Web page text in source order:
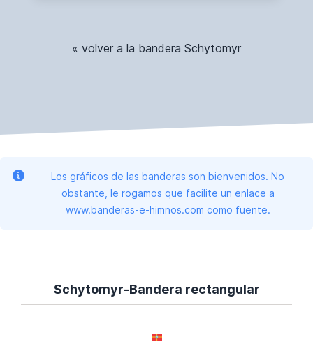
« volver a la bandera Schytomyr
Los gráficos de las banderas son bienvenidos. No
obstante, le rogamos que facilite un enlace a
www.banderas-e-himnos.com como fuente.
Schytomyr-Bandera rectangular